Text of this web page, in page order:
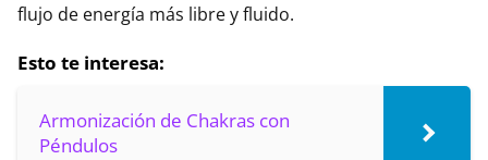
flujo de energía más libre y fluido.
Esto te interesa:
Armonización de Chakras con
Péndulos